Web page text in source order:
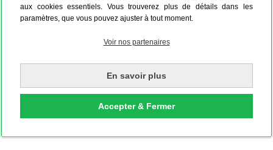
aux cookies essentiels. Vous trouverez plus de détails dans les
paramètres, que vous pouvez ajuster à tout moment.
Voir nos partenaires
En savoir plus
Accepter & Fermer